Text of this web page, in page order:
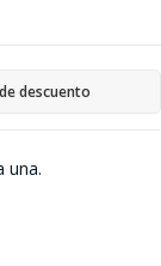
una.
descuento